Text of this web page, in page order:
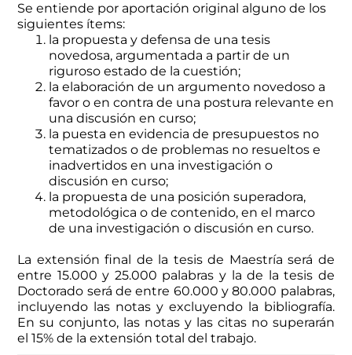
Se entiende por aportación original alguno de los
siguientes ítems:
la propuesta y defensa de una tesis
novedosa, argumentada a partir de un
riguroso estado de la cuestión;
la elaboración de un argumento novedoso a
favor o en contra de una postura relevante en
una discusión en curso;
la puesta en evidencia de presupuestos no
tematizados o de problemas no resueltos e
inadvertidos en una investigación o
discusión en curso;
la propuesta de una posición superadora,
metodológica o de contenido, en el marco
de una investigación o discusión en curso.
La extensión final de la tesis de Maestría será de
entre 15.000 y 25.000 palabras y la de la tesis de
Doctorado será de entre 60.000 y 80.000 palabras,
incluyendo las notas y excluyendo la bibliografía.
En su conjunto, las notas y las citas no superarán
el 15% de la extensión total del trabajo.